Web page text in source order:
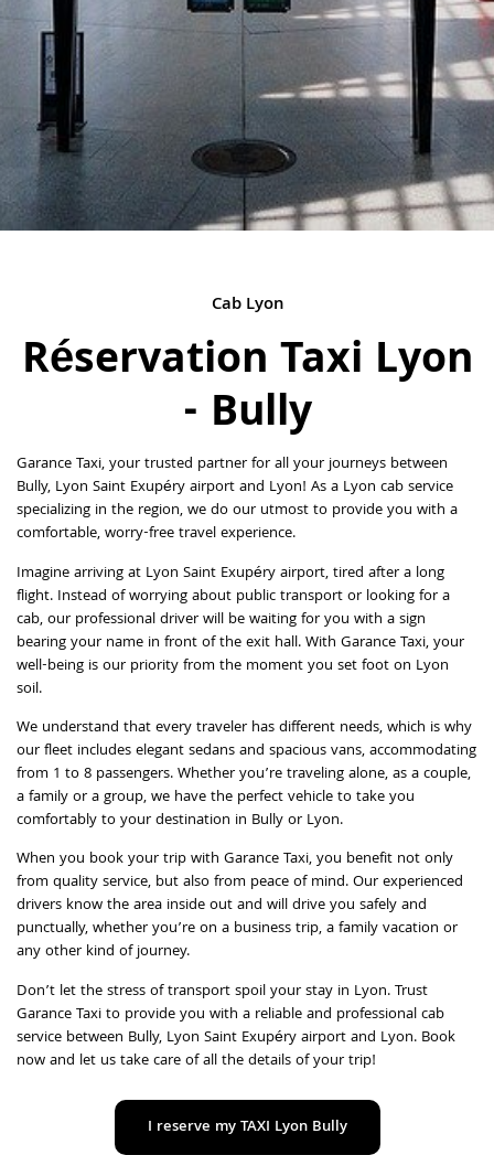
Cab Lyon
Réservation Taxi Lyon
- Bully
Garance Taxi, your trusted partner for all your journeys between
Bully, Lyon Saint Exupéry airport and Lyon! As a Lyon cab service
specializing in the region, we do our utmost to provide you with a
comfortable, worry-free travel experience.
Imagine arriving at Lyon Saint Exupéry airport, tired after a long
flight. Instead of worrying about public transport or looking for a
cab, our professional driver will be waiting for you with a sign
bearing your name in front of the exit hall. With Garance Taxi, your
well-being is our priority from the moment you set foot on Lyon
soil.
We understand that every traveler has different needs, which is why
our fleet includes elegant sedans and spacious vans, accommodating
from 1 to 8 passengers. Whether you’re traveling alone, as a couple,
a family or a group, we have the perfect vehicle to take you
comfortably to your destination in Bully or Lyon.
When you book your trip with Garance Taxi, you benefit not only
from quality service, but also from peace of mind. Our experienced
drivers know the area inside out and will drive you safely and
punctually, whether you’re on a business trip, a family vacation or
any other kind of journey.
Don’t let the stress of transport spoil your stay in Lyon. Trust
Garance Taxi to provide you with a reliable and professional cab
service between Bully, Lyon Saint Exupéry airport and Lyon. Book
now and let us take care of all the details of your trip!
I reserve my TAXI Lyon Bully